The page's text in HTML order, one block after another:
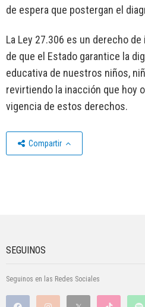
de espera que postergan el
La Ley 27.306 es un derecho
de que el Estado garantice la
educativa de nuestros niños,
revirtiendo la inacción que hoy
vigencia de estos derechos.
Compartir
SEGUINOS
Seguinos en las Redes Sociales